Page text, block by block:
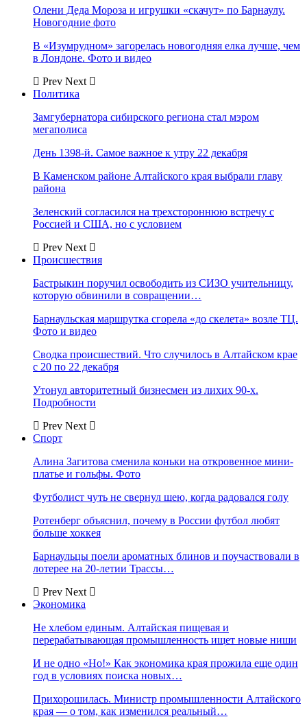
Олени Деда Мороза и игрушки «скачут» по Барнаулу.
Новогодние фото
В «Изумрудном» загорелась новогодняя елка лучше, чем
в Лондоне. Фото и видео
Prev Next
Политика
Замгубернатора сибирского региона стал мэром
мегаполиса
День 1398-й. Самое важное к утру 22 декабря
В Каменском районе Алтайского края выбрали главу
района
Зеленский согласился на трехстороннюю встречу с
Россией и США, но с условием
Prev Next
Происшествия
Бастрыкин поручил освободить из СИЗО учительницу,
которую обвинили в совращении…
Барнаульская маршрутка сгорела «до скелета» возле ТЦ.
Фото и видео
Сводка происшествий. Что случилось в Алтайском крае
с 20 по 22 декабря
Утонул авторитетный бизнесмен из лихих 90-х.
Подробности
Prev Next
Спорт
Алина Загитова сменила коньки на откровенное мини-
платье и гольфы. Фото
Футболист чуть не свернул шею, когда радовался голу
Ротенберг объяснил, почему в России футбол любят
больше хоккея
Барнаульцы поели ароматных блинов и поучаствовали в
лотерее на 20-летии Трассы…
Prev Next
Экономика
Не хлебом единым. Алтайская пищевая и
перерабатывающая промышленность ищет новые ниши
И не одно «Но!» Как экономика края прожила еще один
год в условиях поиска новых…
Прихорошилась. Министр промышленности Алтайского
края — о том, как изменился реальный…